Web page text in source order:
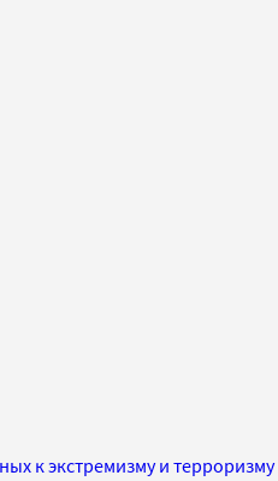
к экстремизму и